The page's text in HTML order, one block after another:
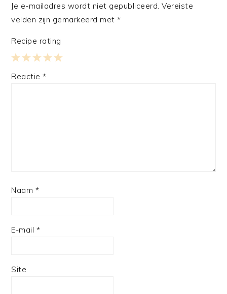
Je e-mailadres wordt niet gepubliceerd. Vereiste
velden zijn gemarkeerd met*
Recipe rating
4
3
2
1
Reactie*
Naam *
E-mail *
Site